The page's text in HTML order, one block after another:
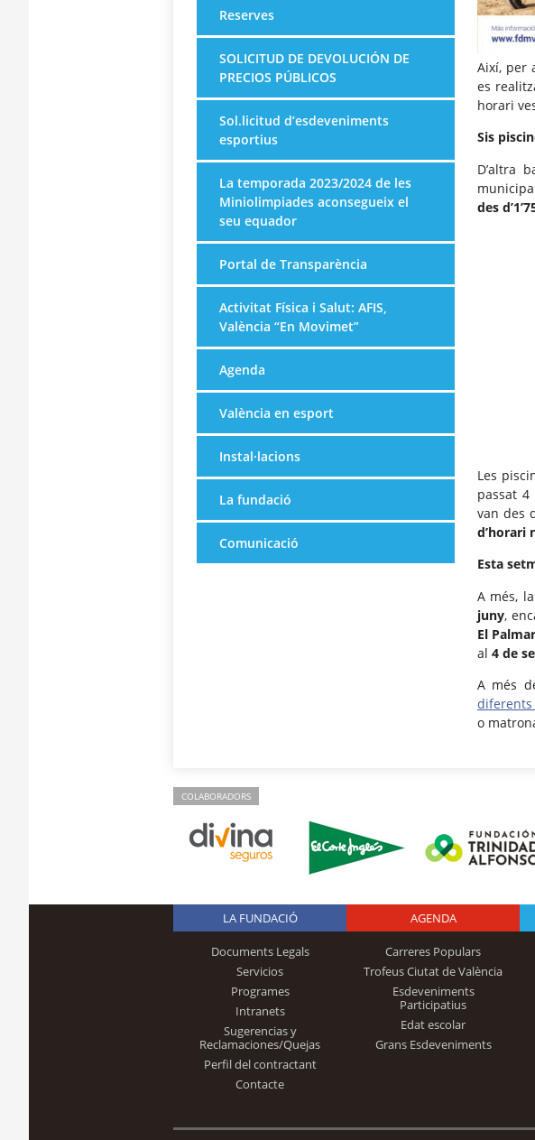
Així, per
es
horari
Sis
D’altra
des
Les
passat
van des
d’horari
Esta
A més,
juny,
El Palmar
al 4 de
A més
diferents
o
Reserves
SOLICITUD DE DEVOLUCIÓN DE
PRECIOS PÚBLICOS
Sol.licitud d’esdeveniments
esportius
La temporada 2023/2024 de les
Miniolimpiades aconsegueix el
seu equador
Portal de Transparència
Activitat Física i Salut: AFIS,
València “En Movimet”
Agenda
València en esport
Instal·lacions
La fundació
Comunicació
COLABORADORS
Logo Fundación
Trinidad Alfonso
LA FUNDACIÓ
Documents Legals
Servicios
Programes
Intranets
Sugerencias y
Reclamaciones/Quejas
Perfil del contractant
Contacte
AGENDA
Carreres Populars
Trofeus Ciutat de València
Esdeveniments
Participatius
Edat escolar
Grans Esdeveniments